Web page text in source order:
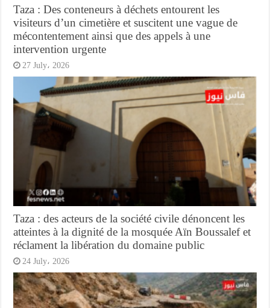
Taza : Des conteneurs à déchets entourent les
visiteurs d’un cimetière et suscitent une vague de
mécontentement ainsi que des appels à une
intervention urgente
27 July، 2026
Taza : des acteurs de la société civile dénoncent les
atteintes à la dignité de la mosquée Aïn Boussalef et
réclament la libération du domaine public
24 July، 2026